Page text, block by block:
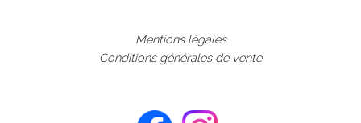
Mentions légales
Conditions générales de vente